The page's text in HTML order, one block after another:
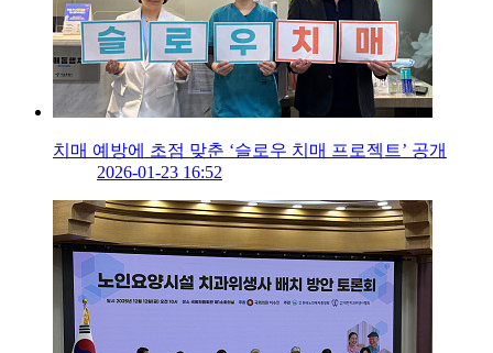
치매 예방에 초점 맞춘 ‘슬로우 치매 프로젝트’ 공개
2026-01-23 16:52